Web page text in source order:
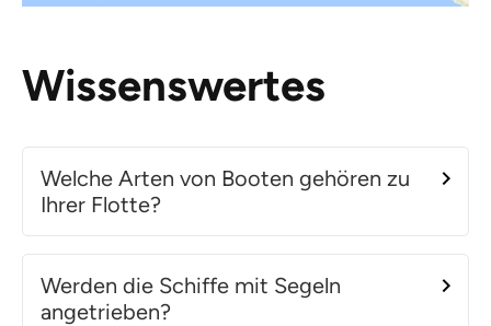
Wissenswertes
Welche Arten von Booten gehören zu
Ihrer Flotte?
Werden die Schiffe mit Segeln
angetrieben?